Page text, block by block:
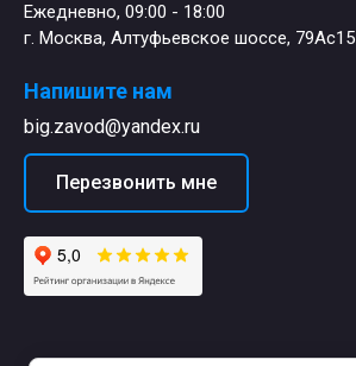
Ежедневно, 09:00 - 18:00
г. Москва, Алтуфьевское шоссе, 79Ас15
Напишите нам
big.zavod@yandex.ru
Перезвонить мне